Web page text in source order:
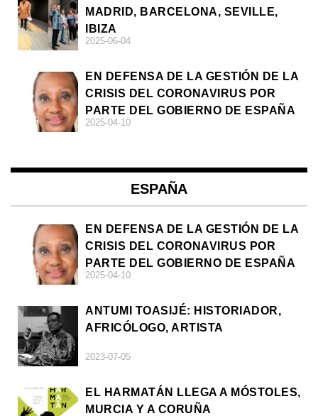
MADRID, BARCELONA, SEVILLE,
IBIZA
2025-06-04
EN DEFENSA DE LA GESTIÓN DE LA
CRISIS DEL CORONAVIRUS POR
PARTE DEL GOBIERNO DE ESPAÑA
2025-04-10
ESPAÑA
EN DEFENSA DE LA GESTIÓN DE LA
CRISIS DEL CORONAVIRUS POR
PARTE DEL GOBIERNO DE ESPAÑA
2025-04-10
ANTUMI TOASIJÉ: HISTORIADOR,
AFRICÓLOGO, ARTISTA
2023-07-05
EL HARMATÁN LLEGA A MÓSTOLES,
MURCIA Y A CORUÑA